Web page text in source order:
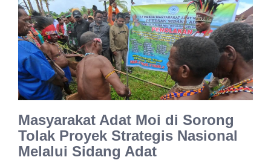
Masyarakat Adat Moi di Sorong
Tolak Proyek Strategis Nasional
Melalui Sidang Adat